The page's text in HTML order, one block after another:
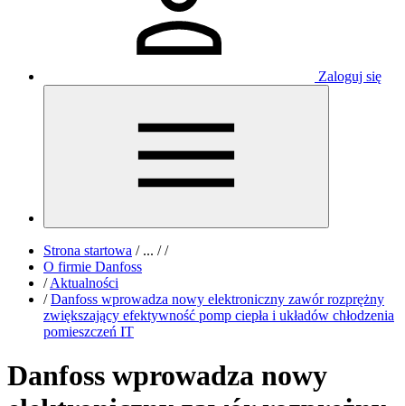
Zaloguj się
Strona startowa /... / /
O firmie Danfoss
/ Aktualności
/ Danfoss wprowadza nowy elektroniczny zawór rozprężny
zwiększający efektywność pomp ciepła i układów chłodzenia
pomieszczeń IT
Danfoss wprowadza nowy